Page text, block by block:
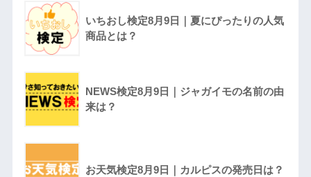
いちおし検定8月9日｜夏にぴったりの人気
商品とは？
NEWS検定8月9日｜ジャガイモの名前の由
来は？
お天気検定8月9日｜カルピスの発売日は？